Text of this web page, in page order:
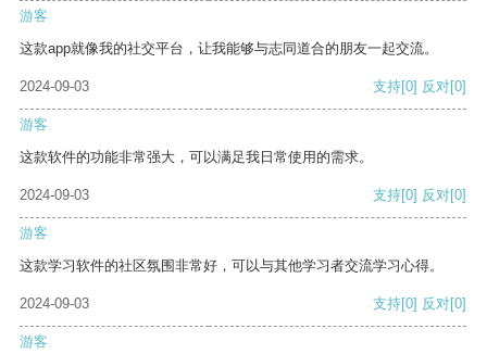
游客
这款app就像我的社交平台，让我能够与志同道合的朋友一起交流。
2024-09-03 支持[0] 反对[0]
游客
这款软件的功能非常强大，可以满足我日常使用的需求。
2024-09-03 支持[0] 反对[0]
游客
这款学习软件的社区氛围非常好，可以与其他学习者交流学习心得。
2024-09-03 支持[0] 反对[0]
游客